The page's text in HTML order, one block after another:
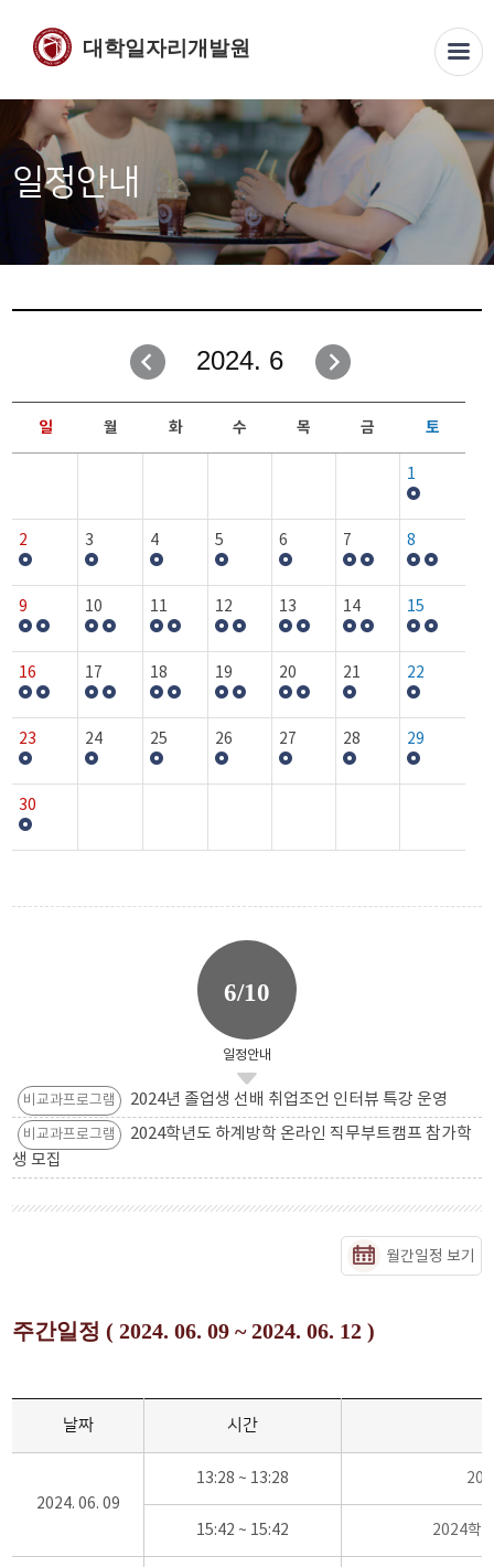
대학일자리개발원
일정안내
2024. 6
일 월 화 수 목 금 토
1
2 3 4 5 6 7 8
9 10 11 12 13 14 15
16 17 18 19 20 21 22
23 24 25 26 27 28 29
30
6/10
일정안내
비교과프로그램 2024년 졸업생 선배 취업조언 인터뷰 특강 운영
비교과프로그램
2024학년도 하계방학 온라인 직무부트캠프 참가학
생 모집
월간일정 보기
주간일정 ( 2024. 06. 09 ~ 2024. 06. 12 )
날짜 시간
2024. 06. 09
13:28 ~ 13:28
15:42 ~ 15:42 2024학